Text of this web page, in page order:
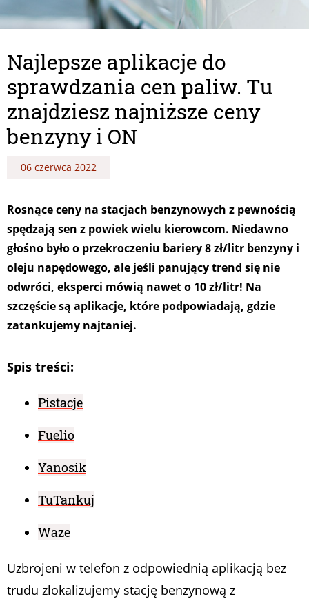
Najlepsze aplikacje do
sprawdzania cen paliw. Tu
znajdziesz najniższe ceny
benzyny i ON
06 czerwca 2022
Rosnące ceny na stacjach benzynowych z pewnością
spędzają sen z powiek wielu kierowcom. Niedawno
głośno było o przekroczeniu bariery 8 zł/litr benzyny i
oleju napędowego, ale jeśli panujący trend się nie
odwróci, eksperci mówią nawet o 10 zł/litr! Na
szczęście są aplikacje, które podpowiadają, gdzie
zatankujemy najtaniej.
Spis treści:
Pistacje
Fuelio
Yanosik
TuTankuj
Waze
Uzbrojeni w telefon z odpowiednią aplikacją bez
trudu zlokalizujemy stację benzynową z